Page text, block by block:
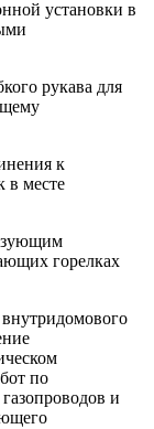
установки в
рукава для
к
в месте
горелках
по
и